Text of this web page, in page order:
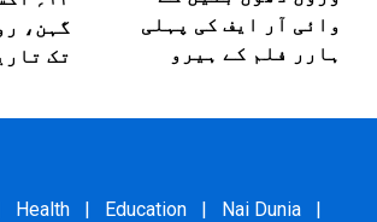
وائی آر ایف کی پہلی
ہارر فلم کے ہیرو
گہن،
تک
Health | Education | Nai Dunia |